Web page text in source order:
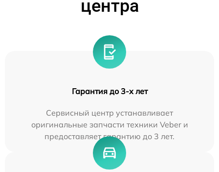
центра
Гарантия до 3-х лет
Сервисный центр устанавливает
оригинальные запчасти техники Veber и
предоставляет гарантию до 3 лет.